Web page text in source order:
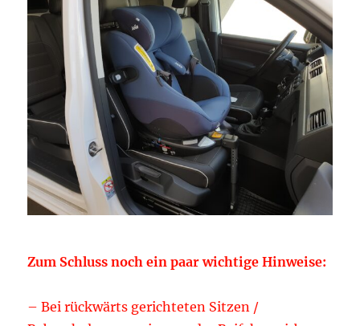
Zum Schluss noch ein paar wichtige Hinweise:
– Bei rückwärts gerichteten Sitzen /